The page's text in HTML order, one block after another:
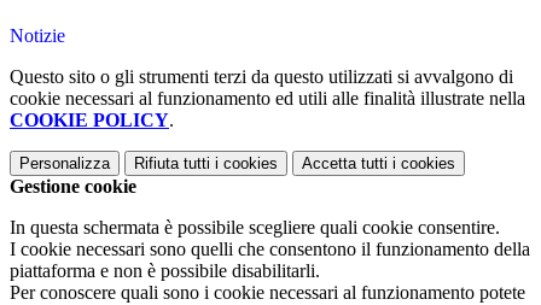
Notizie
Questo sito o gli strumenti terzi da questo utilizzati si avvalgono di
cookie necessari al funzionamento ed utili alle finalità illustrate nella
COOKIE POLICY.
Personalizza Rifiuta tutti i cookies Accetta tutti i cookies
Gestione cookie
In questa schermata è possibile scegliere quali cookie consentire.
I cookie necessari sono quelli che consentono il funzionamento della
piattaforma e non è possibile disabilitarli.
Per conoscere quali sono i cookie necessari al funzionamento potete